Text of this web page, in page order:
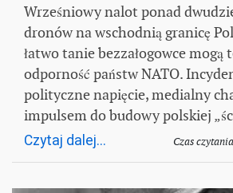
Wrześniowy nalot ponad
dronów na wschodnią granicę
łatwo tanie bezzałogowce mogą
odporność państw NATO.
polityczne napięcie, medialny
impulsem do budowy polskiej
Czytaj dalej... Czas